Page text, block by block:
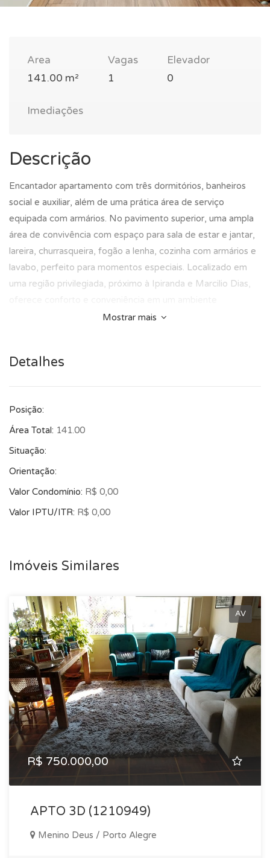
Area
141.00 m²
Vagas
1
Elevador
0
Imediações
Descrição
Encantador apartamento com três dormitórios, banheiros
social e auxiliar, além de uma prática área de serviço
equipada com armários. No pavimento superior, uma ampla
área de convivência com espaço para sala de estar e jantar,
lareira, churrasqueira, fogão a lenha, cozinha com armários e
lavabo, perfeito para momentos especiais. Localizado em
uma região privilegiada, próximo à Ipiranda e Marcilio Dias,
acolhedor. Preço e disponibilidade do imóvel sujeitos a
Mostrar mais
Detalhes
Posição:
Área Total: 141.00
Situação:
Orientação:
Valor Condomínio: R$ 0,00
Valor IPTU/ITR: R$ 0,00
Imóveis Similares
AV
R$ 750.000,00
APTO 3D (1210949)
Menino Deus / Porto Alegre